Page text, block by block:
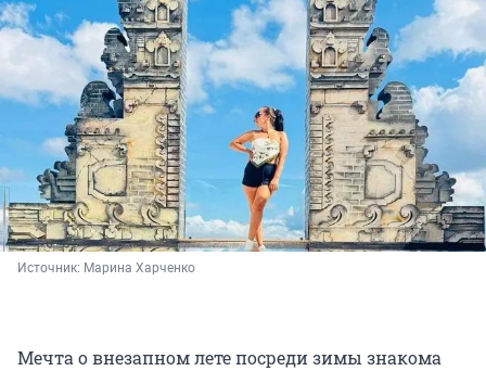
Источник: Марина Харченко
Мечта о внезапном лете посреди зимы знакома